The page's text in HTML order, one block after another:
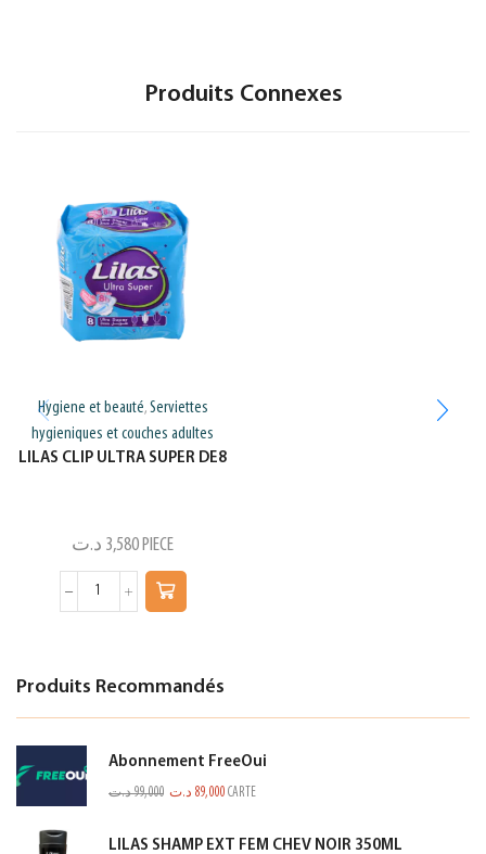
Produits Connexes
Hygiene et beauté, Serviettes
hygieniques et couches adultes
LILAS CLIP ULTRA SUPER DE8
3,580 د.ت PIECE
Produits Recommandés
Abonnement FreeOui
99,000د.ت 89,000 د.ت CARTE
LILAS SHAMP EXT FEM CHEV NOIR 350ML